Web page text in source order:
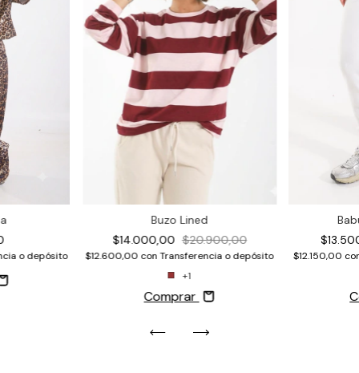
o depósito
Buzo Lined
$14.000,00 $20.900,00
$12.600,00 con Transferencia o depósito
+1
Comprar
$12.150,00